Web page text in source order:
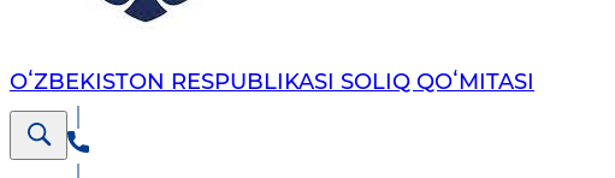
OʻZBEKISTON RESPUBLIKASI SOLIQ QOʻMITASI